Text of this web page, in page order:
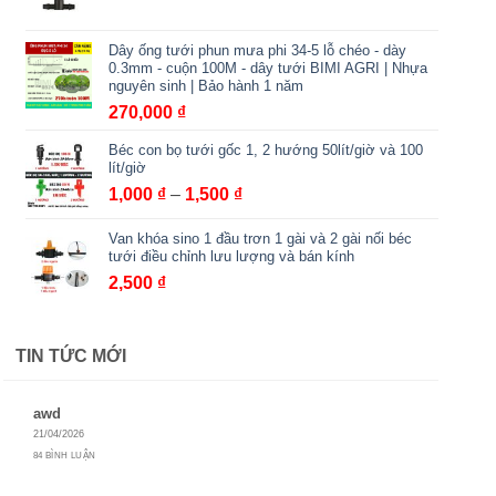
2,000,000 ₫
Dây ống tưới phun mưa phi 34-5 lỗ chéo - dày
0.3mm - cuộn 100M - dây tưới BIMI AGRI | Nhựa
nguyên sinh | Bảo hành 1 năm
270,000 ₫
Béc con bọ tưới gốc 1, 2 hướng 50lít/giờ và 100
lít/giờ
1,000 ₫ – 1,500 ₫Khoảng
từ
1,000 ₫
Van khóa sino 1 đầu trơn 1 gài và 2 gài nối béc
tưới điều chỉnh lưu lượng và bán kính
2,500 ₫
TIN TỨC MỚI
awd
21/04/2026
84 BÌNH LUẬN